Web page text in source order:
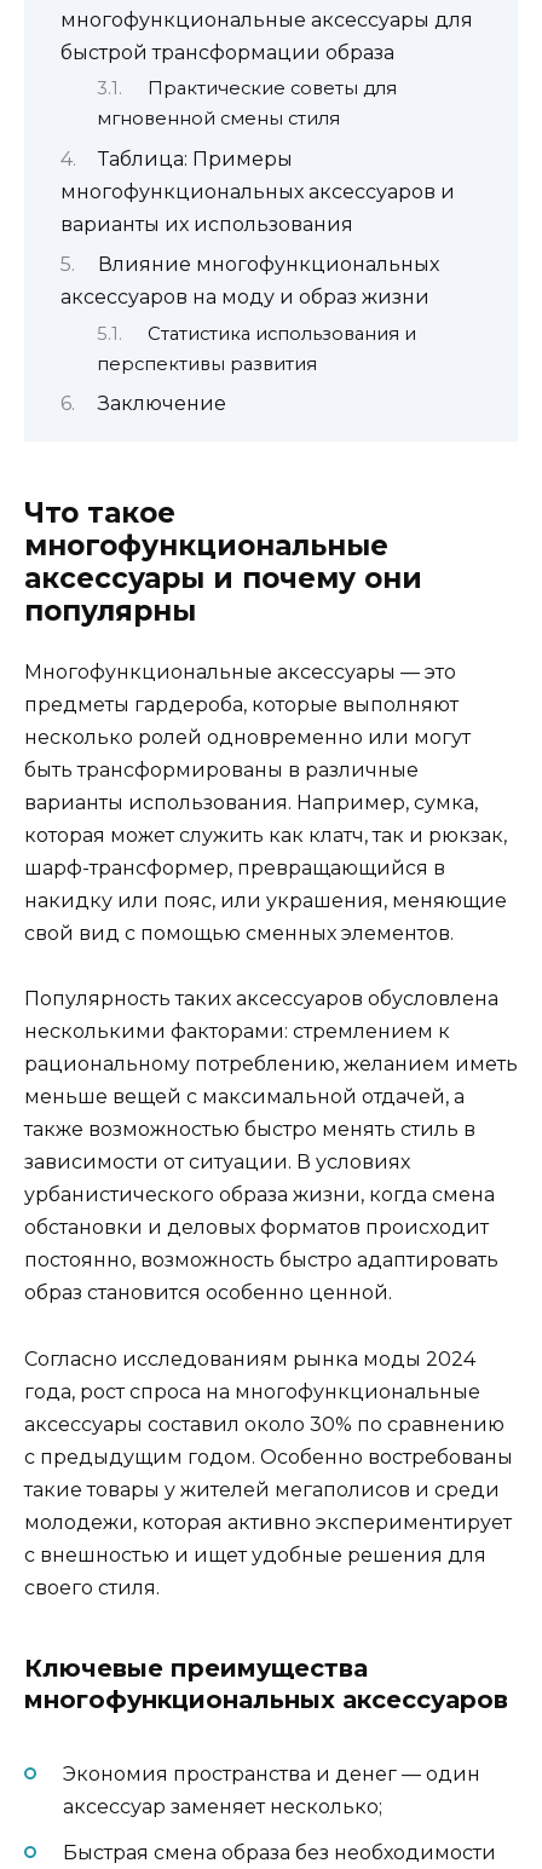
многофункциональные аксессуары для
быстрой трансформации образа
Практические советы для
мгновенной смены стиля
Таблица: Примеры
многофункциональных аксессуаров и
варианты их использования
Влияние многофункциональных
аксессуаров на моду и образ жизни
Статистика использования и
перспективы развития
Заключение
Что такое
многофункциональные
аксессуары и почему они
популярны
Многофункциональные аксессуары — это
предметы гардероба, которые выполняют
несколько ролей одновременно или могут
быть трансформированы в различные
варианты использования. Например, сумка,
которая может служить как клатч, так и рюкзак,
шарф-трансформер, превращающийся в
накидку или пояс, или украшения, меняющие
свой вид с помощью сменных элементов.
Популярность таких аксессуаров обусловлена
несколькими факторами: стремлением к
рациональному потреблению, желанием иметь
меньше вещей с максимальной отдачей, а
также возможностью быстро менять стиль в
зависимости от ситуации. В условиях
урбанистического образа жизни, когда смена
обстановки и деловых форматов происходит
постоянно, возможность быстро адаптировать
образ становится особенно ценной.
Согласно исследованиям рынка моды 2024
года, рост спроса на многофункциональные
аксессуары составил около 30% по сравнению
с предыдущим годом. Особенно востребованы
такие товары у жителей мегаполисов и среди
молодежи, которая активно экспериментирует
с внешностью и ищет удобные решения для
своего стиля.
Ключевые преимущества
многофункциональных аксессуаров
Экономия пространства и денег — один
аксессуар заменяет несколько;
Быстрая смена образа без необходимости